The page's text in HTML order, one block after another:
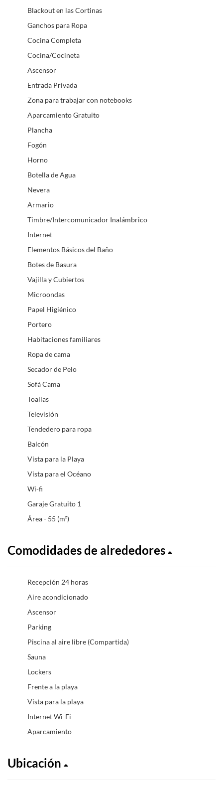
Blackout en las Cortinas
Ganchos para Ropa
Cocina Completa
Cocina/Cocineta
Ascensor
Entrada Privada
Zona para trabajar con notebooks
Aparcamiento Gratuito
Plancha
Fogón
Horno
Botella de Agua
Nevera
Armario
Timbre/Intercomunicador Inalámbrico
Internet
Elementos Básicos del Baño
Botes de Basura
Vajilla y Cubiertos
Microondas
Papel Higiénico
Portero
Habitaciones familiares
Ropa de cama
Secador de Pelo
Sofá Cama
Toallas
Televisión
Tendedero para ropa
Balcón
Vista para la Playa
Vista para el Océano
Wi-fi
Garaje Gratuito 1
Área - 55 (m²)
Comodidades de alrededores
Recepción 24 horas
Aire acondicionado
Ascensor
Parking
Piscina al aire libre (Compartida)
Sauna
Lockers
Frente a la playa
Vista para la playa
Internet Wi-Fi
Aparcamiento
Ubicación